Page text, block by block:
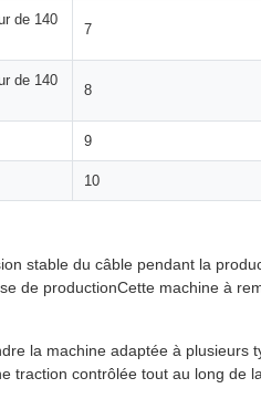
de 140
7
de 140
8
9
10
stable du câble pendant la
de productionCette machine à
la machine adaptée à plusieurs
traction contrôlée tout au long de